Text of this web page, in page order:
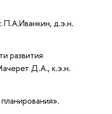
д.э.н.
развития
Д.А., к.э.н.